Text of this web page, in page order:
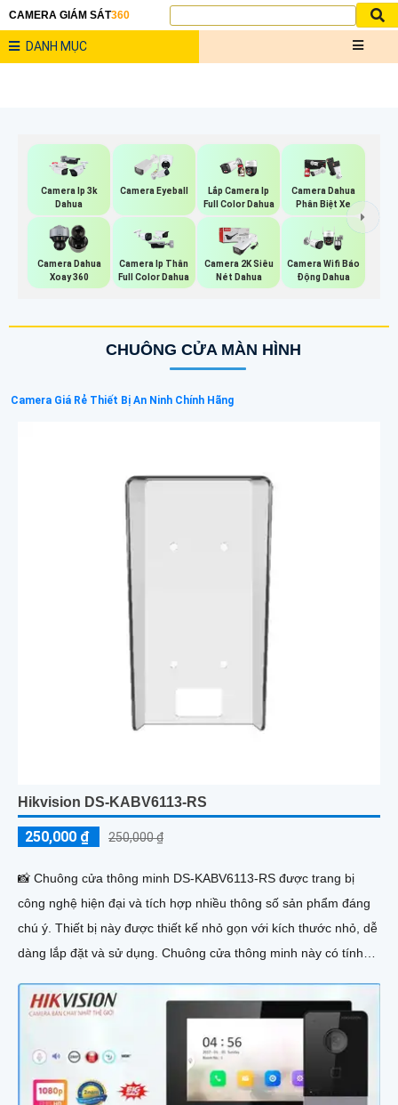
CAMERA GIÁM SÁT360
DANH MỤC
Camera Ip 3k
Dahua
Camera Eyeball
Lắp Camera Ip
Full Color Dahua
Camera Dahua
Phân Biệt Xe
Camera Dahua
Xoay 360
Camera Ip Thân
Full Color Dahua
Camera 2K Siêu
Nét Dahua
Camera Wifi Báo
Động Dahua
CHUÔNG CỬA MÀN HÌNH
Camera Giá Rẻ Thiết Bị An Ninh Chính Hãng
Hikvision DS-KABV6113-RS
250,000 ₫ 250,000 ₫
📸 Chuông cửa thông minh DS-KABV6113-RS được trang bị
công nghệ hiện đại và tích hợp nhiều thông số sản phẩm đáng
chú ý. Thiết bị này được thiết kế nhỏ gọn với kích thước nhỏ, dễ
dàng lắp đặt và sử dụng. Chuông cửa thông minh này có tính
người dùng nhìn rõ hình ảnh và video chất lượng cao. Ngoài ra,